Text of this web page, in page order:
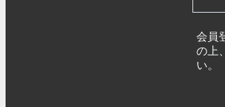
会員
の上
い。